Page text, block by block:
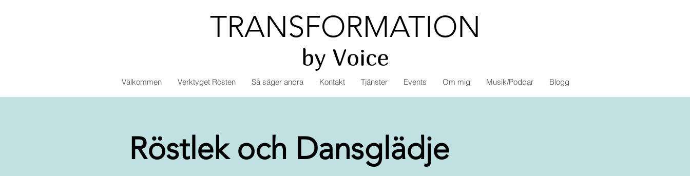
TRANSFORMATION
by Voice
Välkommen Verktyget Rösten Så säger andra Kontakt Tjänster Events Om mig Musik/Poddar Blogg
Röstlek och Dansglädje